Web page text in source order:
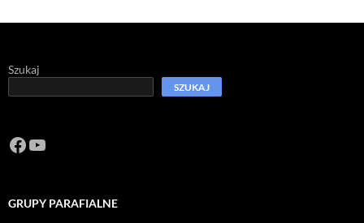
Szukaj
SZUKAJ
Facebook
https://www.youtube.com/channel/
GRUPY PARAFIALNE